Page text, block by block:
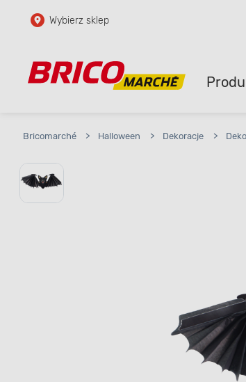
Przejdź do głównej zawartości
Przejdź do wyszukiwarki
Wybierz sklep
Bricomarché > Halloween > Dekoracje >